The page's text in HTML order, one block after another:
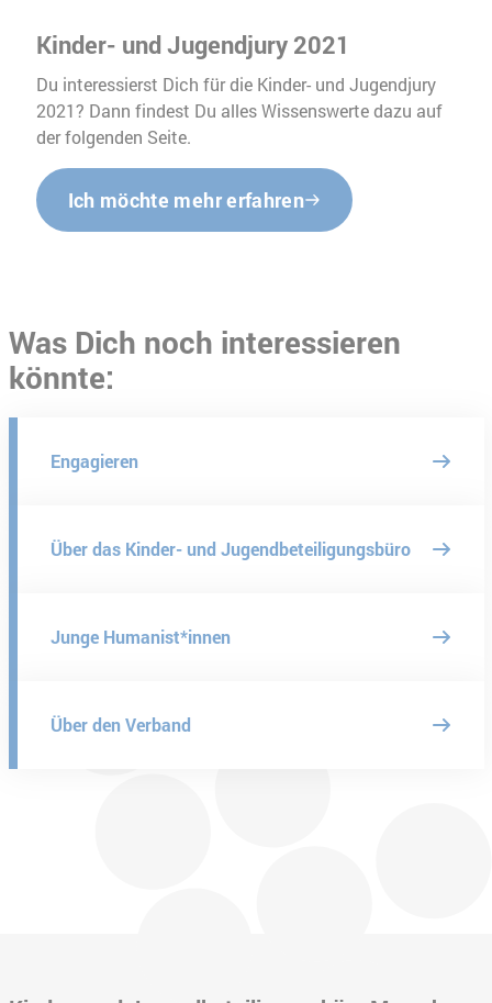
Kinder- und Jugendjury 2021
Du interessierst Dich für die Kinder- und Jugendjury
2021? Dann findest Du alles Wissenswerte dazu auf
der folgenden Seite.
Ich möchte mehr erfahren
Was Dich noch interessieren
könnte:
Engagieren
Über das Kinder- und Jugendbeteiligungsbüro
Junge Humanist*innen
Über den Verband